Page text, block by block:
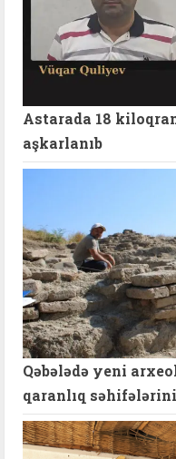
Astarada 18
aşkarlanıb
Qəbələdə yeni
qaranlıq